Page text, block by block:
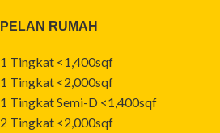
PELAN RUMAH
1 Tingkat <1,400sqf
1 Tingkat <2,000sqf
1 Tingkat Semi-D <1,400sqf
2 Tingkat <2,000sqf